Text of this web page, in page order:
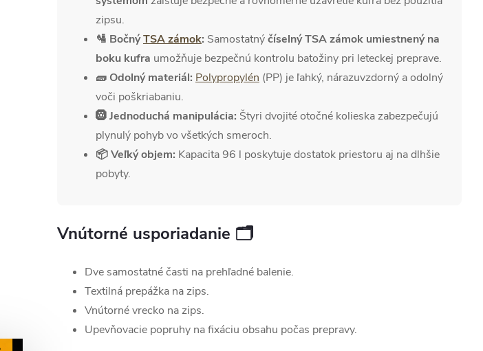
zipsu.
🛂 BočnýTSA zámok: Samostatnýčíselný TSA zámok umiestnený na
boku kufra umožňuje bezpečnú kontrolu batožiny pri leteckej preprave.
🧱 Odolný materiál: Polypropylén (PP) je ľahký, nárazuvzdorný a odolný
voči poškriabaniu.
🛞 Jednoduchá manipulácia: Štyri dvojité otočné kolieska zabezpečujú
plynulý pohyb vo všetkých smeroch.
📦 Veľký objem: Kapacita 96 l poskytuje dostatok priestoru aj na dlhšie
pobyty.
Vnútorné usporiadanie 🗂
Dve samostatné časti na prehľadné balenie.
Textilná prepážka na zips.
Vnútorné vrecko na zips.
Upevňovacie popruhy na fixáciu obsahu počas prepravy.